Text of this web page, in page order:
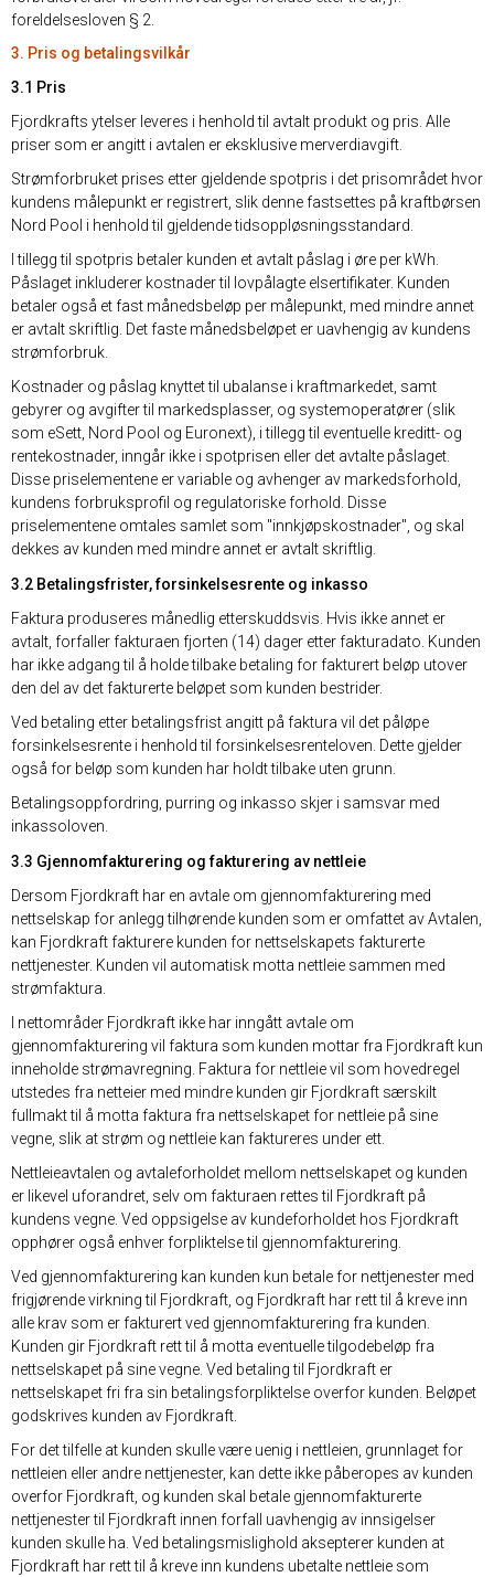
foreldelsesloven § 2.
3. Pris og betalingsvilkår
3.1 Pris
Fjordkrafts ytelser leveres i henhold til avtalt produkt og pris. Alle
priser som er angitt i avtalen er eksklusive merverdiavgift.
Strømforbruket prises etter gjeldende spotpris i det prisområdet hvor
kundens målepunkt er registrert, slik denne fastsettes på kraftbørsen
Nord Pool i henhold til gjeldende tidsoppløsningsstandard.
I tillegg til spotpris betaler kunden et avtalt påslag i øre per kWh.
Påslaget inkluderer kostnader til lovpålagte elsertifikater. Kunden
betaler også et fast månedsbeløp per målepunkt, med mindre annet
er avtalt skriftlig. Det faste månedsbeløpet er uavhengig av kundens
strømforbruk.
Kostnader og påslag knyttet til ubalanse i kraftmarkedet, samt
gebyrer og avgifter til markedsplasser, og systemoperatører (slik
som eSett, Nord Pool og Euronext), i tillegg til eventuelle kreditt- og
rentekostnader, inngår ikke i spotprisen eller det avtalte påslaget.
Disse priselementene er variable og avhenger av markedsforhold,
kundens forbruksprofil og regulatoriske forhold. Disse
priselementene omtales samlet som "innkjøpskostnader", og skal
dekkes av kunden med mindre annet er avtalt skriftlig.
3.2 Betalingsfrister, forsinkelsesrente og inkasso
Faktura produseres månedlig etterskuddsvis. Hvis ikke annet er
avtalt, forfaller fakturaen fjorten (14) dager etter fakturadato. Kunden
har ikke adgang til å holde tilbake betaling for fakturert beløp utover
den del av det fakturerte beløpet som kunden bestrider.
Ved betaling etter betalingsfrist angitt på faktura vil det påløpe
forsinkelsesrente i henhold til forsinkelsesrenteloven. Dette gjelder
også for beløp som kunden har holdt tilbake uten grunn.
Betalingsoppfordring, purring og inkasso skjer i samsvar med
inkassoloven.
3.3 Gjennomfakturering og fakturering av nettleie
Dersom Fjordkraft har en avtale om gjennomfakturering med
nettselskap for anlegg tilhørende kunden som er omfattet av Avtalen,
kan Fjordkraft fakturere kunden for nettselskapets fakturerte
nettjenester. Kunden vil automatisk motta nettleie sammen med
strømfaktura.
I nettområder Fjordkraft ikke har inngått avtale om
gjennomfakturering vil faktura som kunden mottar fra Fjordkraft kun
inneholde strømavregning. Faktura for nettleie vil som hovedregel
utstedes fra netteier med mindre kunden gir Fjordkraft særskilt
fullmakt til å motta faktura fra nettselskapet for nettleie på sine
vegne, slik at strøm og nettleie kan faktureres under ett.
Nettleieavtalen og avtaleforholdet mellom nettselskapet og kunden
er likevel uforandret, selv om fakturaen rettes til Fjordkraft på
kundens vegne. Ved oppsigelse av kundeforholdet hos Fjordkraft
opphører også enhver forpliktelse til gjennomfakturering.
Ved gjennomfakturering kan kunden kun betale for nettjenester med
frigjørende virkning til Fjordkraft, og Fjordkraft har rett til å kreve inn
alle krav som er fakturert ved gjennomfakturering fra kunden.
Kunden gir Fjordkraft rett til å motta eventuelle tilgodebeløp fra
nettselskapet på sine vegne. Ved betaling til Fjordkraft er
nettselskapet fri fra sin betalingsforpliktelse overfor kunden. Beløpet
godskrives kunden av Fjordkraft.
For det tilfelle at kunden skulle være uenig i nettleien, grunnlaget for
nettleien eller andre nettjenester, kan dette ikke påberopes av kunden
overfor Fjordkraft, og kunden skal betale gjennomfakturerte
nettjenester til Fjordkraft innen forfall uavhengig av innsigelser
kunden skulle ha. Ved betalingsmislighold aksepterer kunden at
Fjordkraft har rett til å kreve inn kundens ubetalte nettleie som